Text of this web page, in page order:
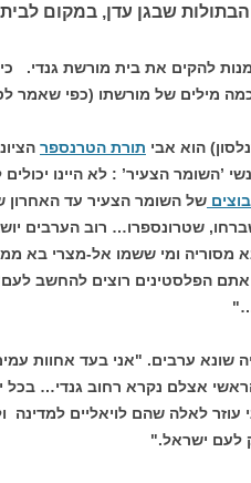
שבגן עדן, במקום
להקים את בית מורשת גנדי.
מילים של מורשתו (כפי שאמר
הוא אבי תורת הטרנספר
’השומר הצעיר’ : לא היינו
שטרונספרו… רוב הערבים
מסוריה ומי ששמו אל-מצרי בא
הפלסטינים רוצים להחשב
שונא ערבים. "אני בעד אחוות
אצלם נקרא רחוב גנדי…
עוזר לאלה שהם לויאליים
לעם ישראל."